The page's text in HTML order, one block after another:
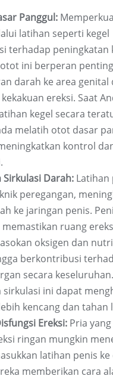
Panggul:
latihan seperti kegel
terhadap peningkatan
ini berperan
darah ke area genital
ereksi. Saat
kegel secara
melatih otot dasar
kontrol
Sirkulasi Darah: Latihan
peregangan,
ke jaringan penis.
ruang
oksigen dan
berkontribusi
secara keseluruhan.
sirkulasi ini dapat
kencang dan tahan
Ereksi: Pria
ringan mungkin
latihan penis ke
memberikan cara